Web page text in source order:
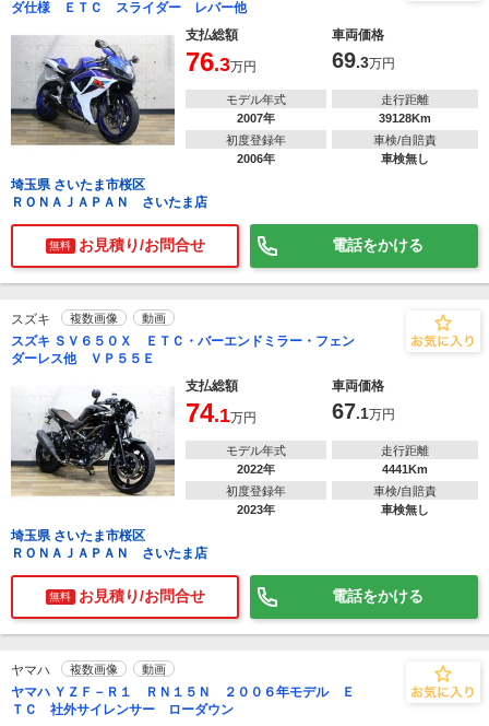
ダ仕様 ＥＴＣ スライダー レバー他
支払総額
車両価格
76.3万円 69.3万円
モデル年式
2007年
走行距離
39128Km
初度登録年
2006年
車検/自賠責
車検無し
埼玉県 さいたま市桜区
ＲＯＮＡＪＡＰＡＮ さいたま店
無料 お見積り/お問合せ 電話をかける
スズキ 複数画像 動画
スズキ ＳＶ６５０Ｘ ＥＴＣ・バーエンドミラー・フェン
ダーレス他 ＶＰ５５Ｅ
支払総額
車両価格
74.1万円 67.1万円
モデル年式
2022年
走行距離
4441Km
初度登録年
2023年
車検/自賠責
車検無し
埼玉県 さいたま市桜区
ＲＯＮＡＪＡＰＡＮ さいたま店
無料 お見積り/お問合せ 電話をかける
ヤマハ 複数画像 動画
ヤマハ ＹＺＦ－Ｒ１ ＲＮ１５Ｎ ２００６年モデル Ｅ
ＴＣ 社外サイレンサー ローダウン